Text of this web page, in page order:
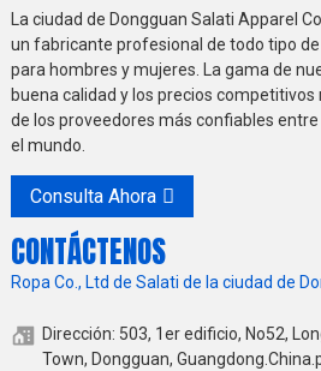
La ciudad de Dongguan Salati Apparel
un fabricante profesional de todo tipo
para hombres y mujeres. La gama de
buena calidad y los precios
de los proveedores más confiables
el mundo.
Consulta Ahora
CONTÁCTENOS
Ropa Co., Ltd de Salati de la ciudad de
Dirección: 503, 1er edificio, No52,
Town, Dongguan,